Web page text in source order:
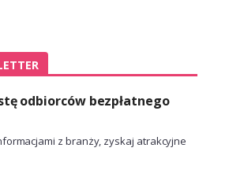
odbiorców bezpłatnego
z branży, zyskaj atrakcyjne